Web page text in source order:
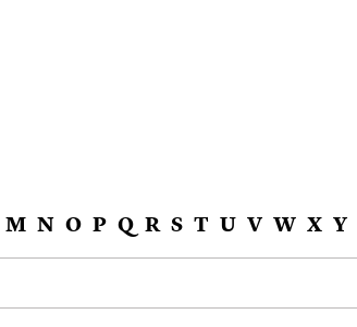
M N O P Q R S T U V W X Y